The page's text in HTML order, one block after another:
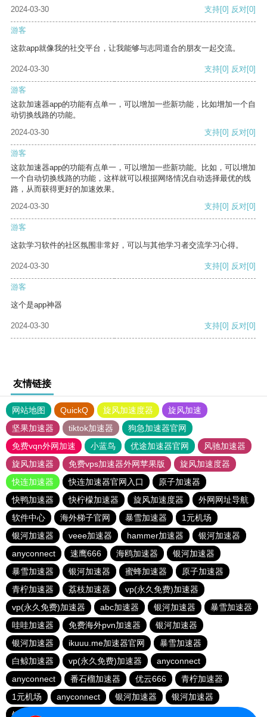
2024-03-30 支持[0] 反对[0]
游客
这款app就像我的社交平台，让我能够与志同道合的朋友一起交流。
2024-03-30 支持[0] 反对[0]
游客
这款加速器app的功能有点单一，可以增加一些新功能，比如增加一个自
动切换线路的功能。
2024-03-30
支持[0] 反对[0]
游客
这款加速器app的功能有点单一，可以增加一些新功能。比如，可以增加
一个自动切换线路的功能，这样就可以根据网络情况自动选择最优的线
路，从而获得更好的加速效果。
2024-03-30
支持[0] 反对[0]
游客
这款学习软件的社区氛围非常好，可以与其他学习者交流学习心得。
2024-03-30 支持[0] 反对[0]
游客
这个是app神器
2024-03-30 支持[0] 反对[0]
友情链接
网站地图 QuickQ 旋风加速度器
旋风加速
坚果加速器
tiktok加速器
狗急加速器官网
免费vqn外网加速
小蓝鸟 优途加速器官网
风驰加速器
旋风加速器
免费vps加速器外网苹果版
旋风加速度器
快连加速器
快连加速器官网入口
原子加速器
快鸭加速器
快柠檬加速器 旋风加速度器
外网网址导航
软件中心
海外梯子官网 暴雪加速器
1元机场
银河加速器
veee加速器 hammer加速器
银河加速器
anyconnect
速鹰666 海鸥加速器
银河加速器
暴雪加速器
银河加速器 蜜蜂加速器
原子加速器
青柠加速器
荔枝加速器
vp(永久免费)加速器
vp(永久免费)加速器
abc加速器 银河加速器
暴雪加速器
哇哇加速器
免费海外pvn加速器
银河加速器
银河加速器
ikuuu.me加速器官网
暴雪加速器
白鲸加速器
vp(永久免费)加速器
anyconnect
anyconnect
番石榴加速器 优云666
青柠加速器
1元机场
anyconnect 银河加速器
银河加速器
银河加速器